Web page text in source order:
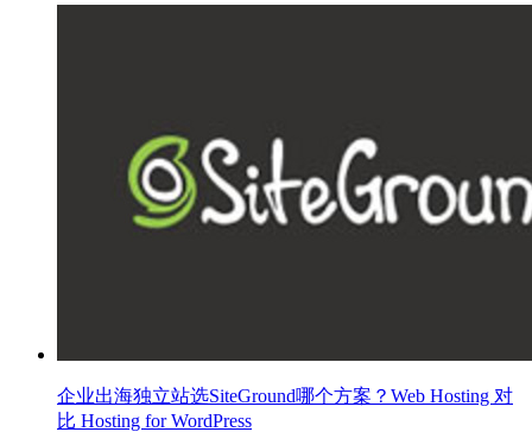
企业出海独立站选SiteGround哪个方案？Web Hosting 对
比 Hosting for WordPress